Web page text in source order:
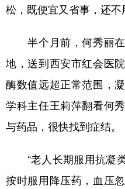
松，既便宜又省事，还不
半个月前，何秀丽在
地，送到西安市红会医
酶数值远超正常范围，
学科主任王莉萍翻看何
与药品，很快找到症结。
“老人长期服用抗凝
按时服用降压药，血压